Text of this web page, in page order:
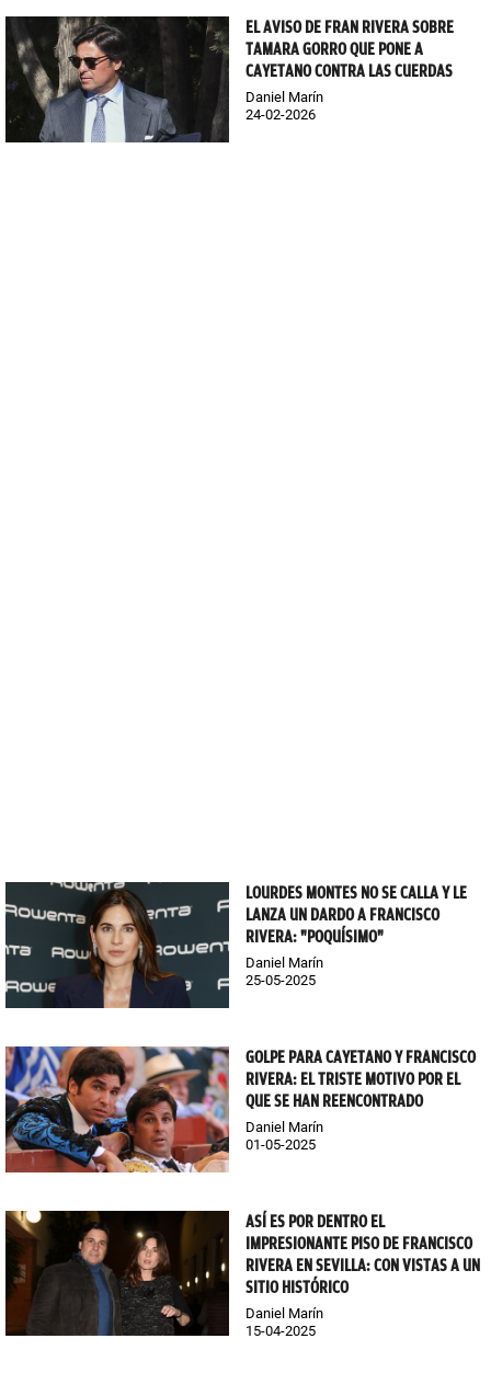
EL AVISO DE FRAN RIVERA SOBRE
TAMARA GORRO QUE PONE A
CAYETANO CONTRA LAS CUERDAS
Daniel Marín
24-02-2026
LOURDES MONTES NO SE CALLA Y LE
LANZA UN DARDO A FRANCISCO
RIVERA: "POQUÍSIMO"
Daniel Marín
25-05-2025
GOLPE PARA CAYETANO Y FRANCISCO
RIVERA: EL TRISTE MOTIVO POR EL
QUE SE HAN REENCONTRADO
Daniel Marín
01-05-2025
ASÍ ES POR DENTRO EL
IMPRESIONANTE PISO DE FRANCISCO
RIVERA EN SEVILLA: CON VISTAS A UN
SITIO HISTÓRICO
Daniel Marín
15-04-2025